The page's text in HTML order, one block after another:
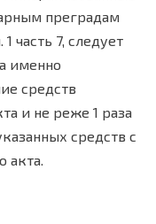
преградам
часть 7, следует
именно
средств
и не реже 1 раза
средств с
акта.